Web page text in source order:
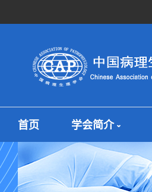
首页 学会简介